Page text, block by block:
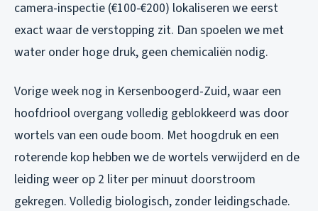
camera-inspectie (€100-€200) lokaliseren we eerst
exact waar de verstopping zit. Dan spoelen we met
water onder hoge druk, geen chemicaliën nodig.
Vorige week nog in Kersenboogerd-Zuid, waar een
hoofdriool overgang volledig geblokkeerd was door
wortels van een oude boom. Met hoogdruk en een
roterende kop hebben we de wortels verwijderd en de
leiding weer op 2 liter per minuut doorstroom
gekregen. Volledig biologisch, zonder leidingschade.